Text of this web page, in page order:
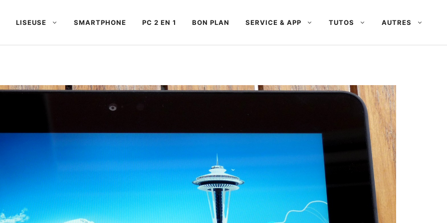
LISEUSE SMARTPHONE PC 2 EN 1 BON PLAN SERVICE & APP TUTOS AUTRES